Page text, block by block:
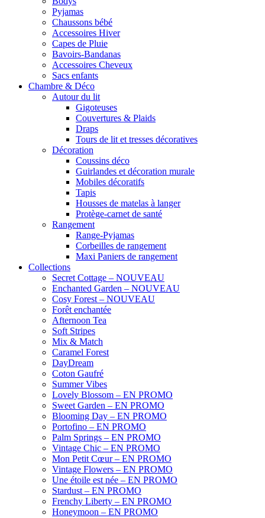
Pyjamas
Chaussons bébé
Accessoires Hiver
Capes de Pluie
Bavoirs-Bandanas
Accessoires Cheveux
Sacs enfants
Chambre & Déco
Autour du lit
Gigoteuses
Couvertures & Plaids
Draps
Tours de lit et tresses décoratives
Décoration
Coussins déco
Guirlandes et décoration murale
Mobiles décoratifs
Tapis
Housses de matelas à langer
Protège-carnet de santé
Rangement
Range-Pyjamas
Corbeilles de rangement
Maxi Paniers de rangement
Collections
Secret Cottage – NOUVEAU
Enchanted Garden – NOUVEAU
Cosy Forest – NOUVEAU
Forêt enchantée
Afternoon Tea
Soft Stripes
Mix & Match
Caramel Forest
DayDream
Coton Gaufré
Summer Vibes
Lovely Blossom – EN PROMO
Sweet Garden – EN PROMO
Blooming Day – EN PROMO
Portofino – EN PROMO
Palm Springs – EN PROMO
Vintage Chic – EN PROMO
Mon Petit Cœur – EN PROMO
Vintage Flowers – EN PROMO
Une étoile est née – EN PROMO
Stardust – EN PROMO
Frenchy Liberty – EN PROMO
Honeymoon – EN PROMO